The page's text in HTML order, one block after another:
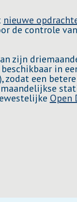
nieuwe
de controle
zijn
in
zodat een
Open